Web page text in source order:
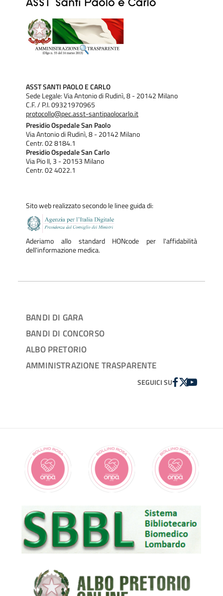
ASST SANTI PAOLO E CARLO
Sede Legale: Via Antonio di Rudinì, 8 - 20142 Milano
C.F. / P.I. 09321970965
protocollo@pec.asst-santipaolocarlo.it
Presidio Ospedale San Paolo
Via Antonio di Rudinì, 8 - 20142 Milano
Centr. 02 8184.1
Presidio Ospedale San Carlo
Via Pio II, 3 - 20153 Milano
Centr. 02 4022.1
Sito web realizzato secondo le linee guida di:
Aderiamo allo standard HONcode per l'affidabilità
dell'informazione medica.
BANDI DI GARA
BANDI DI CONCORSO
ALBO PRETORIO
AMMINISTRAZIONE TRASPARENTE
SEGUICI SUFACEBOOK
TWITTER
YOUTUBE